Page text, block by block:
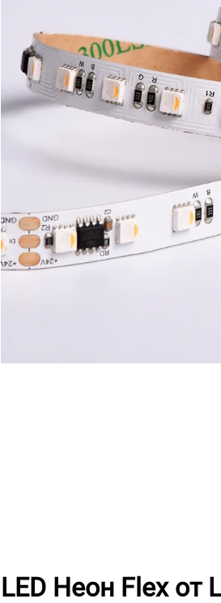
LED Неон Flex от